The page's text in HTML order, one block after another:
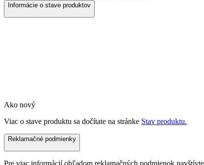
Informácie o stave produktov
Ako nový
Viac o stave produktu sa dočítate na stránke Stav produktu.
Reklamačné podmienky
Pre viac informácií ohľadom reklamačných podmienok